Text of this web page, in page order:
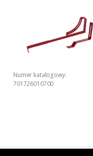
Numer katalogowy:
701726010700